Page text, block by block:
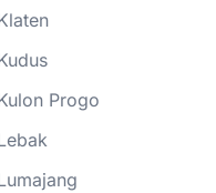
Progo